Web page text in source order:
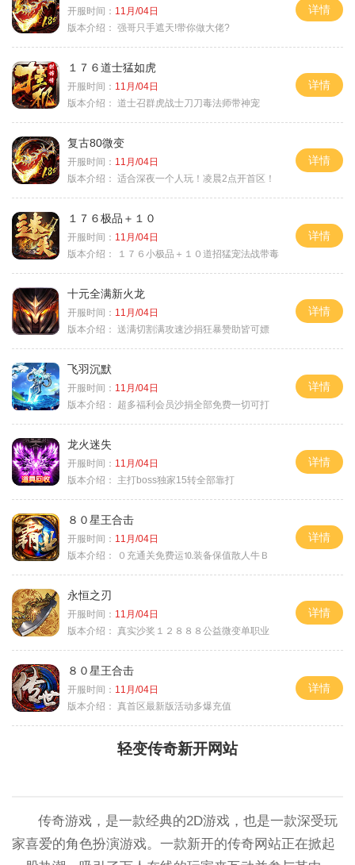
开服时间： 11月/04日
版本介绍： 强哥只手遮天!带你做大佬?
详情
１７６道士猛如虎
开服时间： 11月/04日
版本介绍： 道士召群虎战士刀刀毒法师带神宠
详情
复古80微变
开服时间： 11月/04日
版本介绍： 适合深夜一个人玩！凌晨2点开首区！
详情
１７６极品＋１０
开服时间： 11月/04日
版本介绍：
１７６小极品＋１０道招猛宠法战带毒
详情
十元全满新火龙
开服时间： 11月/04日
版本介绍： 送满切割满攻速沙捐狂暴赞助皆可嫖
详情
飞羽沉默
开服时间： 11月/04日
版本介绍：
超多福利会员沙捐全部免费一切可打
详情
龙火迷失
开服时间： 11月/04日
版本介绍：
主打boss独家15转全部靠打
详情
８０星王合击
开服时间： 11月/04日
版本介绍：
０充通关免费运⒑装备保值散人牛Ｂ
详情
永恒之刃
开服时间： 11月/04日
版本介绍： 真实沙奖１２８８８公益微变单职业
详情
８０星王合击
开服时间： 11月/04日
版本介绍： 真首区最新版活动多爆充值
详情
轻变传奇新开网站
传奇游戏，是一款经典的2D游戏，也是一款深受玩
家喜爱的角色扮演游戏。一款新开的传奇网站正在掀起